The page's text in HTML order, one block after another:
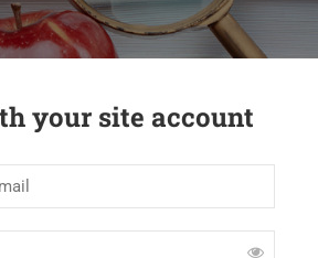
your site account